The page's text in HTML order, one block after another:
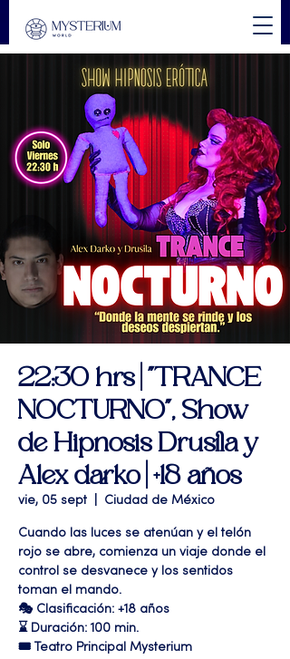
22:30 hrs | "TRANCE
NOCTURNO", Show
de Hipnosis Drusila y
Alex darko | +18 años
vie, 05 sept Ciudad de México
Cuando las luces se atenúan y el telón
rojo se abre, comienza un viaje donde el
control se desvanece y los sentidos
toman el mando.
🎭 Clasificación: +18 años
⌛ Duración: 100 min.
🎟 Teatro Principal Mysterium